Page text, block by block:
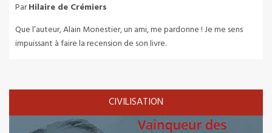
ParHilaire de Crémiers
Que l’auteur, Alain Monestier, un ami, me pardonne ! Je me sens
impuissant à faire la recension de son livre.
CIVILISATION